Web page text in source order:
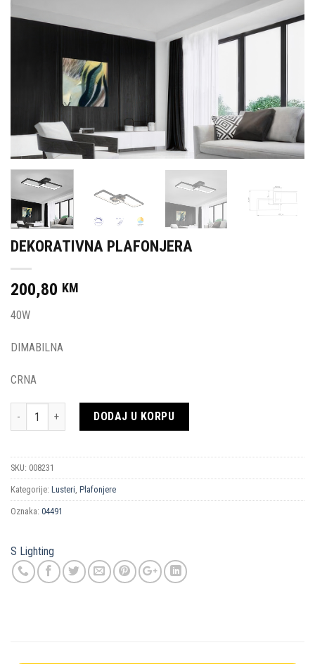
DEKORATIVNA PLAFONJERA
200,80 KM
40W
DIMABILNA
CRNA
Količina DODAJ U KORPU
SKU: 008231
Kategorije: Lusteri, Plafonjere
Oznaka: 04491
S Lighting